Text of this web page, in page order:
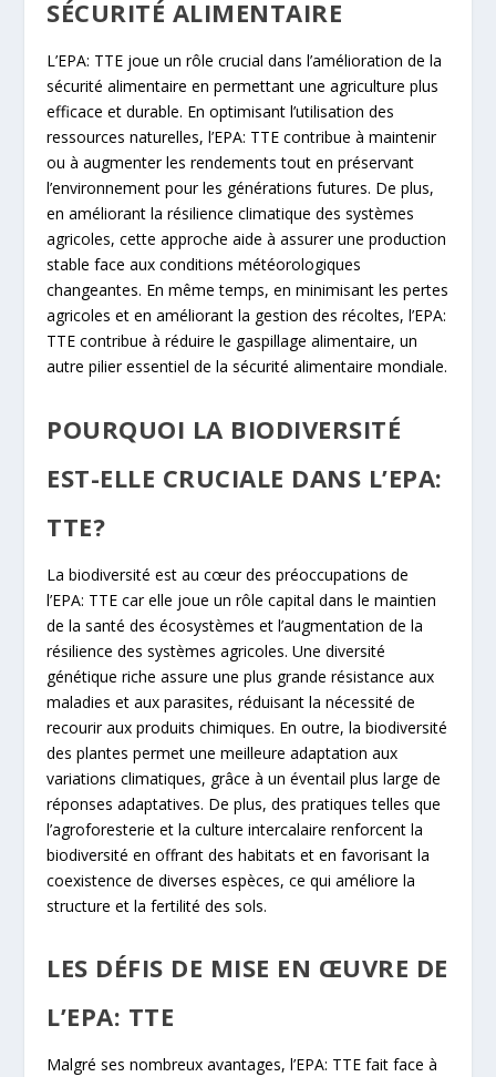
SÉCURITÉ ALIMENTAIRE
L’EPA: TTE joue un rôle crucial dans l’amélioration de la
sécurité alimentaire en permettant une agriculture plus
efficace et durable. En optimisant l’utilisation des
ressources naturelles, l’EPA: TTE contribue à maintenir
ou à augmenter les rendements tout en préservant
l’environnement pour les générations futures. De plus,
en améliorant la résilience climatique des systèmes
agricoles, cette approche aide à assurer une production
stable face aux conditions météorologiques
changeantes. En même temps, en minimisant les pertes
agricoles et en améliorant la gestion des récoltes, l’EPA:
TTE contribue à réduire le gaspillage alimentaire, un
autre pilier essentiel de la sécurité alimentaire mondiale.
POURQUOI LA BIODIVERSITÉ
EST-ELLE CRUCIALE DANS L’EPA:
TTE?
La biodiversité est au cœur des préoccupations de
l’EPA: TTE car elle joue un rôle capital dans le maintien
de la santé des écosystèmes et l’augmentation de la
résilience des systèmes agricoles. Une diversité
génétique riche assure une plus grande résistance aux
maladies et aux parasites, réduisant la nécessité de
recourir aux produits chimiques. En outre, la biodiversité
des plantes permet une meilleure adaptation aux
variations climatiques, grâce à un éventail plus large de
réponses adaptatives. De plus, des pratiques telles que
l’agroforesterie et la culture intercalaire renforcent la
biodiversité en offrant des habitats et en favorisant la
coexistence de diverses espèces, ce qui améliore la
structure et la fertilité des sols.
LES DÉFIS DE MISE EN ŒUVRE DE
L’EPA: TTE
Malgré ses nombreux avantages, l’EPA: TTE fait face à